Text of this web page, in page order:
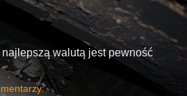
walutą jest pewność